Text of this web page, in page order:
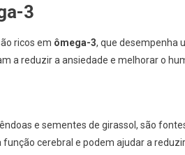
3
ricos em ômega-3, que desempenha
a reduzir a ansiedade e melhorar o
e sementes de girassol, são
cerebral e podem ajudar a